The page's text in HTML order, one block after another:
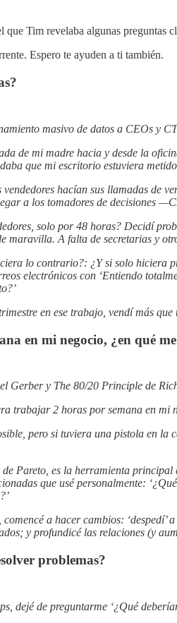
Tim revelaba algunas preguntas
Espero te ayuden a ti también.
masivo de datos a CEOs y
de mi madre hacia y desde la
que mi escritorio estuviera
hacían sus llamadas de
a los tomadores de decisiones
solo por 48 horas? Decidí
maravilla. A falta de secretarias y
lo contrario?: ¿Y si solo
electrónicos con ‘Entiendo
en ese trabajo, vendí más
en mi negocio, ¿en qué
Gerber y The 80/20 Principle de
trabajar 2 horas por semana en mi
pero si tuviera una pistola en
Pareto, es la herramienta principal
que usé personalmente:
a hacer cambios: ‘despedí’
y profundicé las relaciones (y
problemas?
dejé de preguntarme ‘¿Qué